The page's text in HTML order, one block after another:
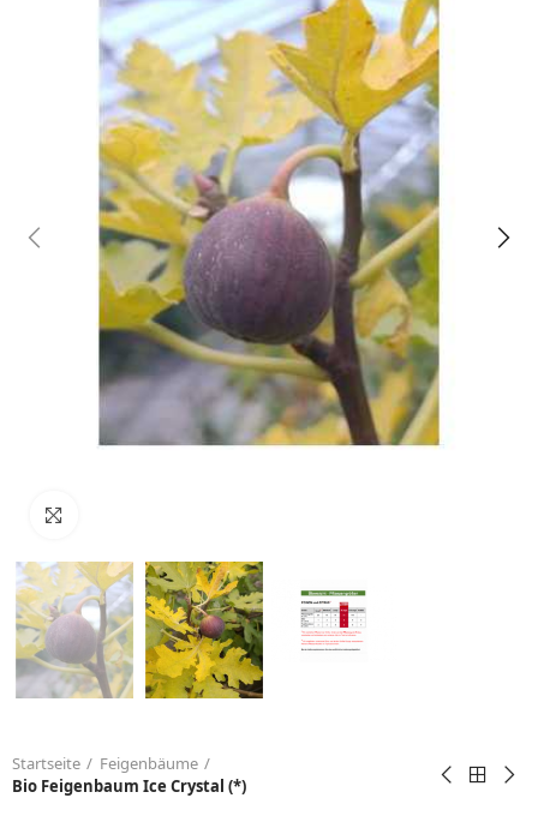
Startseite
Feigenbäume
Bio Feigenbaum Ice Crystal (*)